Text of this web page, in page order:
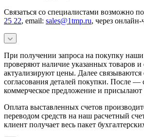
Связаться со специалистами возможно
25 22, email: sales@1tmp.ru, через онлайн-
При получении запроса на покупку
проверяют наличие указанных товаров и
актуализируют цены. Далее связываются
согласования деталей покупки. После —
коммерческое предложение и присылают
Оплата выставленных счетов
переводом средств на наш расчетный
клиент получает весь пакет